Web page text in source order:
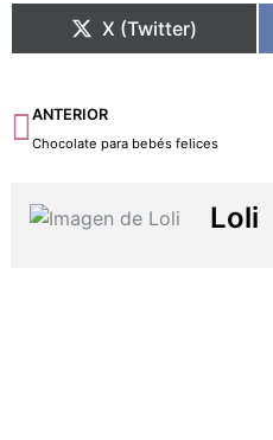
X (Twitter)
Ant
ANTERIOR
Chocolate para bebés felices
Loli